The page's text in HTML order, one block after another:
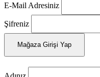
E-Mail Adresiniz
Şifreniz
Mağaza Girişi Yap